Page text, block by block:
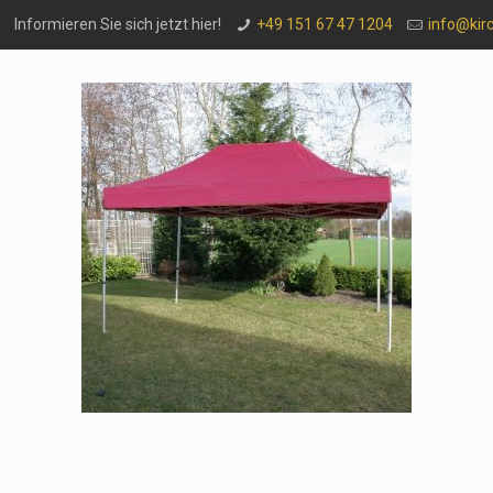
Informieren Sie sich jetzt hier! +49 151 67 47 1204